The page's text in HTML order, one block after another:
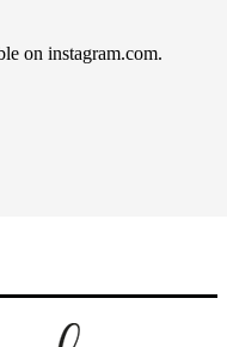
on instagram.com.